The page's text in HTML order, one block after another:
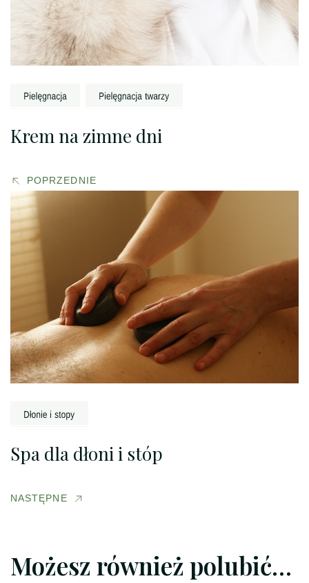
Krem na zimne dni
POPRZEDNIE
Spa dla dłoni i stóp
NASTĘPNE
Możesz również polubić…